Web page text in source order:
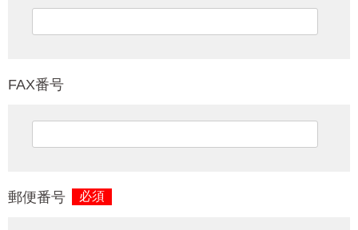
FAX番号
郵便番号 必須